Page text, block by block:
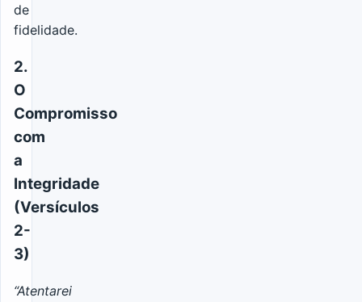
de
fidelidade.
2.
O
Compromisso
com
a
Integridade
(Versículos
2-
3)
“Atentarei